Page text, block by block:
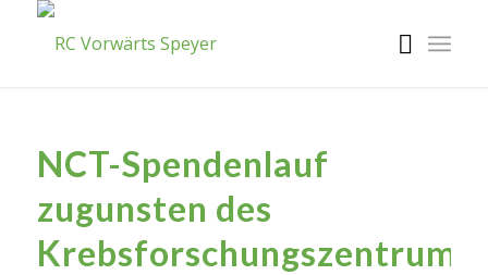
NCT-Spendenlauf
zugunsten des
Krebsforschungszentrums